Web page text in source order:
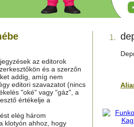
az editorok
és a szerzőn
addig, amíg nem
editori szavazatot (nincs
"oké" vagy "gáz", a
értékelje a
elég három
klotyón ahhoz, hogy
1.